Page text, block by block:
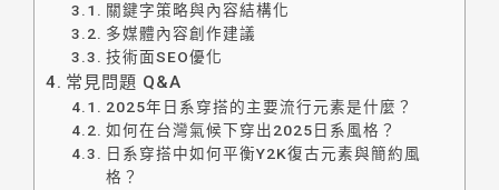
關鍵字策略與內容結構化
多媒體內容創作建議
技術面SEO優化
常見問題 Q&A
2025年日系穿搭的主要流行元素是什麼？
如何在台灣氣候下穿出2025日系風格？
日系穿搭中如何平衡Y2K復古元素與簡約風
格？